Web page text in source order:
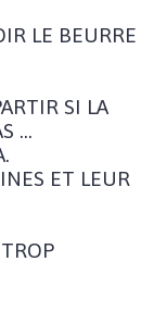
LE BEURRE
SI LA
...
ET LEUR